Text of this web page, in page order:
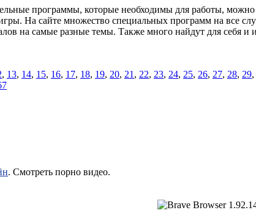
программы, которые необходимы для работы,
На сайте множество специальных программ на все
на самые разные темы. Также много найдут для себя
, 13, 14, 15, 16, 17, 18, 19, 20, 21 , 22, 23, 24, 25, 26, 27, 28, 29,
. Смотреть порно видео.